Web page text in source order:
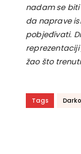
nadam se
da naprave
pobjeđivati.
reprezentaciji
žao što
Tags